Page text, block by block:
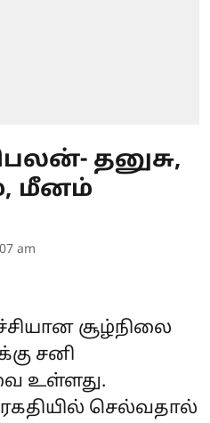
தனுசு,
மீனம்
am
சூழ்நிலை
சனி
உள்ளது.
செல்வதால்